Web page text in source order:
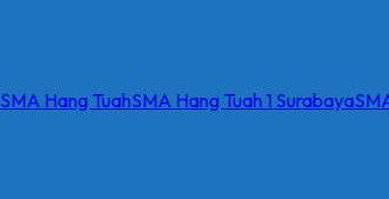
SMA Hang TuahSMA Hang Tuah 1 Surabaya